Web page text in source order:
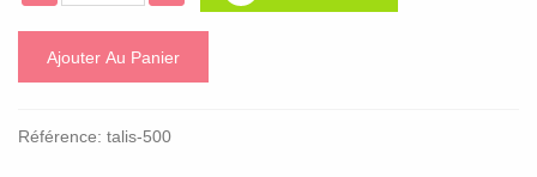
Ajouter Au Panier
Référence: talis-500